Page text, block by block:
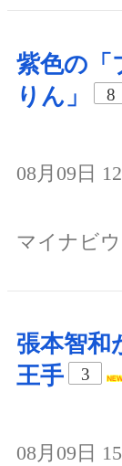
紫色の「
りん」
8
08月09日
マイナビ
張本智和
王手
3
08月09日